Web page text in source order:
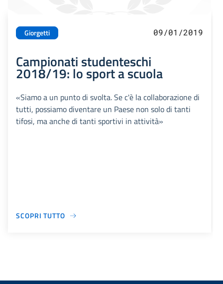
Giorgetti 09/01/2019
Campionati studenteschi
2018/19: lo sport a scuola
«Siamo a un punto di svolta. Se c'è la collaborazione di
tutti, possiamo diventare un Paese non solo di tanti
tifosi, ma anche di tanti sportivi in attività»
SCOPRI TUTTO